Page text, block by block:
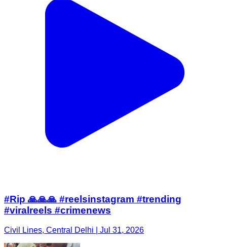
#Rip 🙏🙏🙏 #reelsinstagram #trending
#viralreels #crimenews
Civil Lines, Central Delhi | Jul 31, 2026